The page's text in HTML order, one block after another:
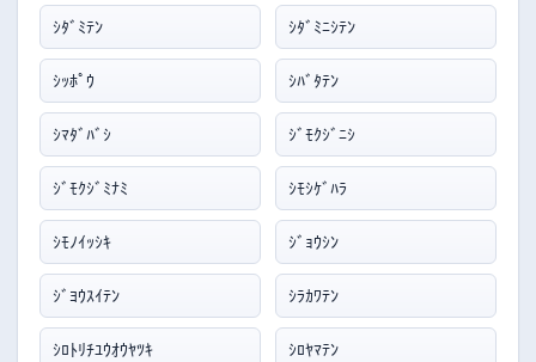
ｼﾀﾞﾐﾃﾝ ｼﾀﾞﾐﾆｼﾃﾝ
ｼｯﾎﾟｳ ｼﾊﾞﾀﾃﾝ
ｼﾏﾀﾞﾊﾞｼ ｼﾞﾓｸｼﾞﾆｼ
ｼﾞﾓｸｼﾞﾐﾅﾐ ｼﾓｼｹﾞﾊﾗ
ｼﾓﾉｲｯｼｷ ｼﾞｮｳｼﾝ
ｼﾞﾖｳｽｲﾃﾝ ｼﾗｶﾜﾃﾝ
ｼﾛﾄﾘﾁﾕｳｵｳﾔﾂｷ ｼﾛﾔﾏﾃﾝ